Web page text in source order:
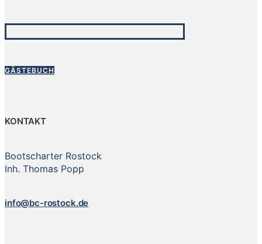
GÄSTEBUCH
KONTAKT
Bootscharter Rostock
Inh. Thomas Popp
info@bc-rostock.de